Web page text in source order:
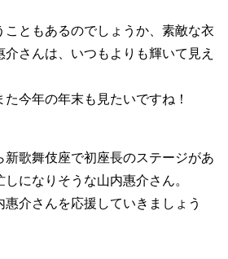
こともあるのでしょうか、素敵な衣
さんは、いつもよりも輝いて見え
今年の年末も見たいですね！
新歌舞伎座で初座長のステージがあ
になりそうな山内惠介さん。
介さんを応援していきましょう